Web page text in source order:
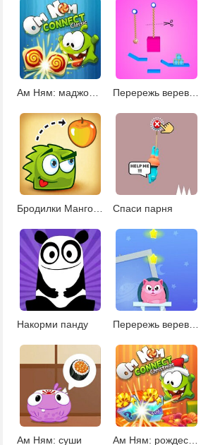
Ам Ням: маджонг Коннект Перережь веревку 4
Бродилки Манго Мания Спаси парня
Накорми панду Перережь веревку и накорми кота
Ам Ням: суши Ам Ням: рождественский Коннект